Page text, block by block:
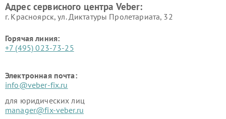
Адрес сервисного центра Veber:
г. Красноярск, ул. Диктатуры Пролетариата, 32
Горячая линия:
+7 (495) 023-73-25
Электронная почта:
info@veber-fix.ru
для юридических лиц
manager@fix-veber.ru